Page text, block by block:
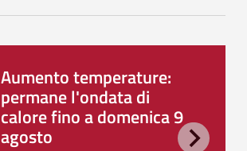
Aumento temperature:
permane l'ondata di
calore fino a domenica 9
agosto